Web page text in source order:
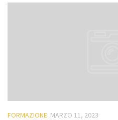
FORMAZIONE MARZO 11, 2023